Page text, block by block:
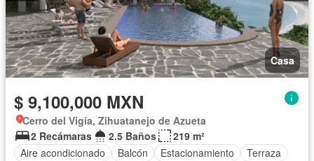
Casa
$ 9,100,000 MXN
Cerro del Vigía, Zihuatanejo de Azueta
2 Recámaras
2.5 Baños
219 m²
Aire acondicionado
Balcón Estacionamiento Terraza